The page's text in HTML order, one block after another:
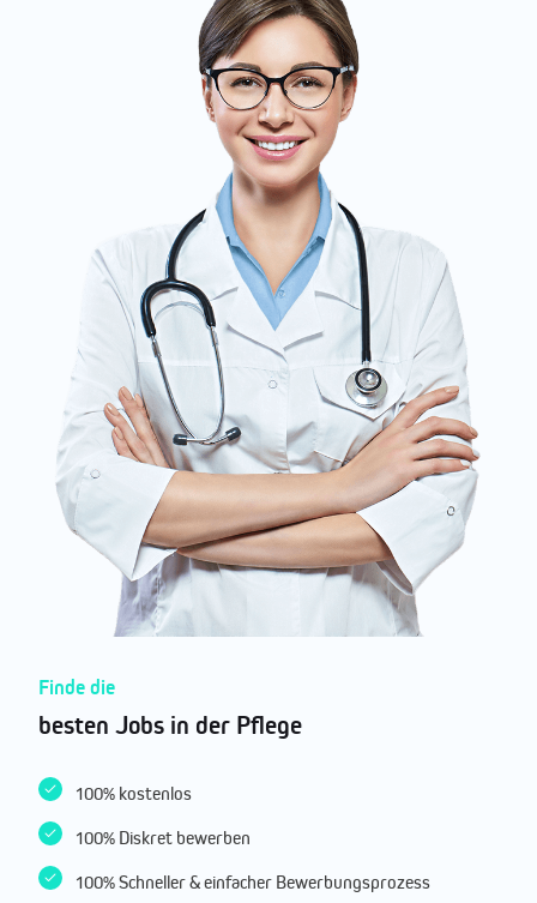
Finde die
besten Jobs in der Pflege
100% kostenlos
100% Diskret bewerben
100% Schneller & einfacher Bewerbungsprozess